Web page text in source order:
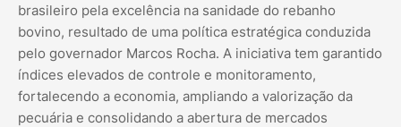
brasileiro pela excelência na sanidade do rebanho
bovino, resultado de uma política estratégica conduzida
pelo governador Marcos Rocha. A iniciativa tem garantido
índices elevados de controle e monitoramento,
fortalecendo a economia, ampliando a valorização da
pecuária e consolidando a abertura de mercados